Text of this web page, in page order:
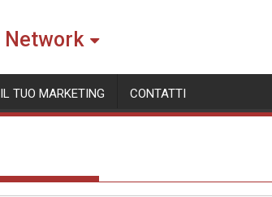
Network
TUO MARKETING CONTATTI